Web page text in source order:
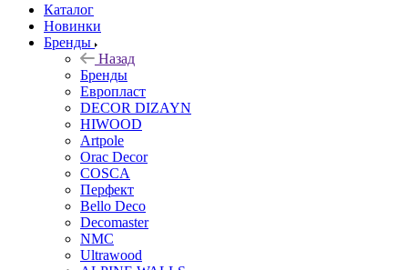
Каталог
Новинки
Бренды
Назад
Бренды
Европласт
DECOR DIZAYN
HIWOOD
Artpole
Orac Decor
COSCA
Перфект
Bello Deco
Decomaster
NMС
Ultrawood